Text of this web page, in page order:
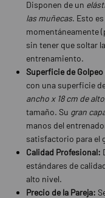
Disponen de un
las muñecas. Esto
momentáneamente
sin tener que soltar
entrenamiento.
Superficie de
con una superficie
ancho x 18 cm de alto
tamaño. Su gran
manos del
satisfactorio para el
Calidad Profesional:
estándares de
alto nivel.
Precio de la Pareja: